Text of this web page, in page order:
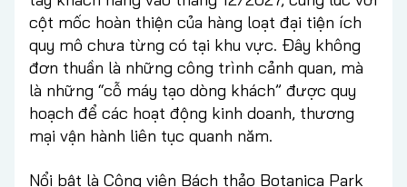
cột mốc hoàn thiện của hàng loạt đại tiện ích
quy mô chưa từng có tại khu vực. Đây không
đơn thuần là những công trình cảnh quan, mà
là những “cỗ máy tạo dòng khách” được quy
hoạch để các hoạt động kinh doanh, thương
mại vận hành liên tục quanh năm.
Nổi bật là Công viên Bách thảo Botanica Park